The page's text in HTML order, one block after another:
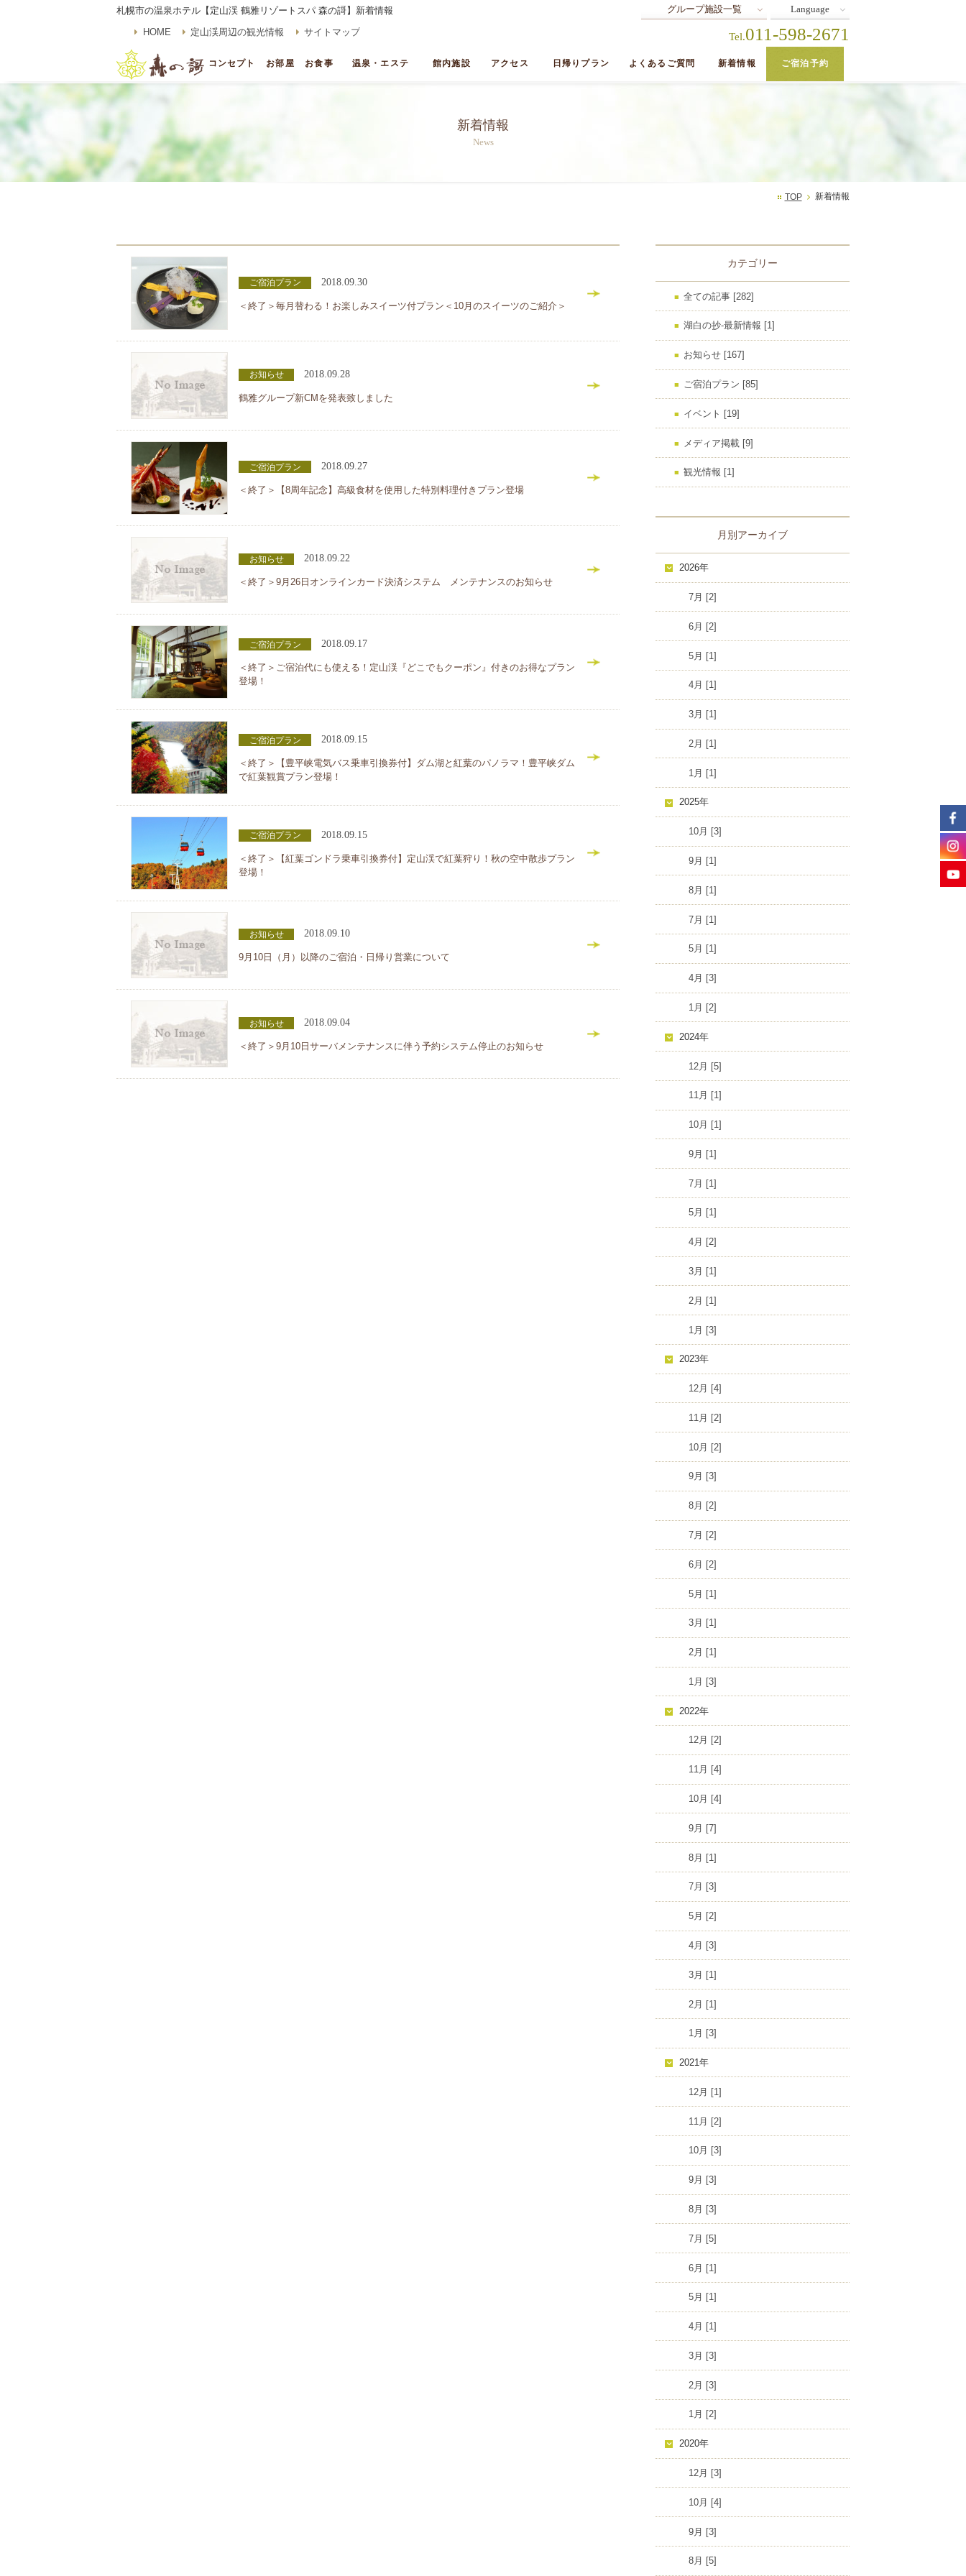
グループ施設一覧 Language
札幌市の温泉ホテル【定山渓 鶴雅リゾートスパ 森の謌】新着情報
HOME 定山渓周辺の観光情報 サイトマップ Tel.011-598-2671
コンセプト お部屋 お食事 温泉・エステ 館内施設 アクセス 日帰りプラン よくあるご質問 新着情報 ご宿泊予約
新着情報
News
TOP 新着情報
ご宿泊プラン 2018.09.30
＜終了＞毎月替わる！お楽しみスイーツ付プラン＜10月のスイーツのご紹介＞
お知らせ 2018.09.28
鶴雅グループ新CMを発表致しました
ご宿泊プラン 2018.09.27
＜終了＞【8周年記念】高級食材を使用した特別料理付きプラン登場
お知らせ 2018.09.22
＜終了＞9月26日オンラインカード決済システム メンテナンスのお知らせ
ご宿泊プラン 2018.09.17
＜終了＞ご宿泊代にも使える！定山渓『どこでもクーポン』付きのお得なプラン
登場！
ご宿泊プラン 2018.09.15
＜終了＞【豊平峡電気バス乗車引換券付】ダム湖と紅葉のパノラマ！豊平峡ダム
で紅葉観賞プラン登場！
ご宿泊プラン 2018.09.15
＜終了＞【紅葉ゴンドラ乗車引換券付】定山渓で紅葉狩り！秋の空中散歩プラン
登場！
お知らせ 2018.09.10
9月10日（月）以降のご宿泊・日帰り営業について
お知らせ 2018.09.04
＜終了＞9月10日サーバメンテナンスに伴う予約システム停止のお知らせ
カテゴリー
全ての記事 [282]
湖白の抄‐最新情報 [1]
お知らせ [167]
ご宿泊プラン [85]
イベント [19]
メディア掲載 [9]
観光情報 [1]
月別アーカイブ
2026年
7月 [2]
6月 [2]
5月 [1]
4月 [1]
3月 [1]
2月 [1]
1月 [1]
2025年
10月 [3]
9月 [1]
8月 [1]
7月 [1]
5月 [1]
4月 [3]
1月 [2]
2024年
12月 [5]
11月 [1]
10月 [1]
9月 [1]
7月 [1]
5月 [1]
4月 [2]
3月 [1]
2月 [1]
1月 [3]
2023年
12月 [4]
11月 [2]
10月 [2]
9月 [3]
8月 [2]
7月 [2]
6月 [2]
5月 [1]
3月 [1]
2月 [1]
1月 [3]
2022年
12月 [2]
11月 [4]
10月 [4]
9月 [7]
8月 [1]
7月 [3]
5月 [2]
4月 [3]
3月 [1]
2月 [1]
1月 [3]
2021年
12月 [1]
11月 [2]
10月 [3]
9月 [3]
8月 [3]
7月 [5]
6月 [1]
5月 [1]
4月 [1]
3月 [3]
2月 [3]
1月 [2]
2020年
12月 [3]
10月 [4]
9月 [3]
8月 [5]